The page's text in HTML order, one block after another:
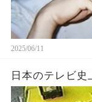
2025/06/11
日本のテレビ